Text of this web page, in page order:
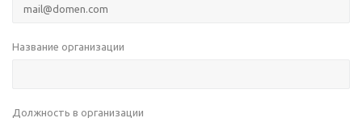
Название организации
Должность в организации